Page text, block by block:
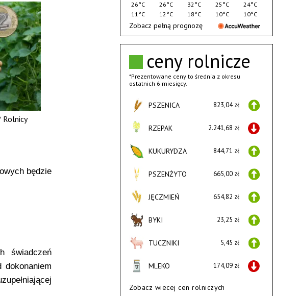
Rolnicy
będzie
świadczeń
ceny rolnicze
*Prezentowane ceny to średnia z okresu
ostatnich 6 miesięcy.
PSZENICA 823,04 zł
RZEPAK 2.241,68 zł
KUKURYDZA 844,71 zł
PSZENŻYTO 665,00 zł
JĘCZMIEŃ 654,82 zł
BYKI 23,25 zł
TUCZNIKI 5,45 zł
MLEKO 174,09 zł
Zobacz wiecej cen rolniczych
26°C
11°C
26°C
12°C
32°C
18°C
25°C
10°C
24°C
10°C
Zobacz pełną prognozę